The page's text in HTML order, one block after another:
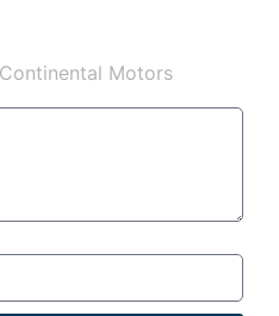
Continental Motors